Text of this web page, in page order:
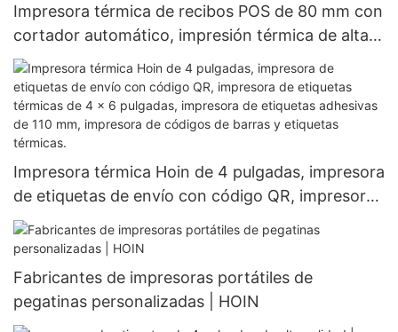
Impresora térmica de recibos POS de 80 mm con
cortador automático, impresión térmica de alta
velocidad de 300 mm, impresora térmica de
escritorio de 80 mm
Impresora térmica Hoin de 4 pulgadas, impresora
de etiquetas de envío con código QR, impresora
de etiquetas térmicas de 4 x 6 pulgadas,
impresora de etiquetas adhesivas de 110 mm,
impresora de códigos de barras y etiquetas
térmicas.
Fabricantes de impresoras portátiles de
pegatinas personalizadas | HOIN